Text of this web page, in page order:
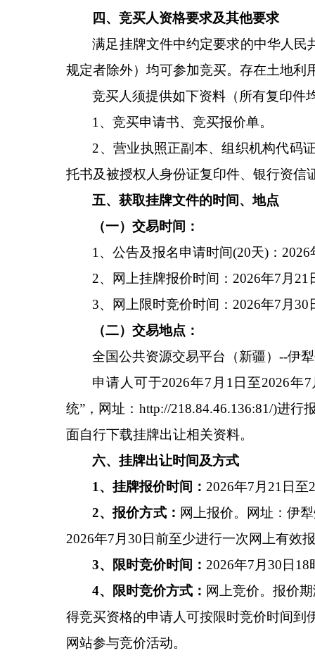
四、竞买人资格要求及其他要求
满足挂牌文件中约定要求的中华人民
规定者除外）均可参加竞买。存在土地利
竞买人须提供如下资料（所有复印件
1、竞买申请书、竞买报价单。
2、营业执照正副本、组织机构代码
托书及被授权人身份证复印件、银行资信
五、获取挂牌文件的时间、地点
（一）交易时间：
1、公告及报名申请时间(20天)： 2026
2、网上挂牌报价时间：2026年7 月 21
3、网上限时竞价时间：2026年7 月 30
（二）交易地点：
全国公共资源交易平台（新疆）--伊
申请人可于2026年7月1日至2026年
统”，网址： http://218.84.46.136:81/)进行
面自行下载挂牌出让相关资料。
六、挂牌出让时间及方式
1、挂牌报价时间： 2026年7 月 21 日至
2、报价方式： 网上报价。网址：伊
2026年7 月 30日前至少进行一次网上有效
3、限时竞价时间： 2026年7 月 30日18
4、限时竞价方式： 网上竞价。报价
得竞买资格的申请人可按限时竞价时间到
网站参与竞价活动。